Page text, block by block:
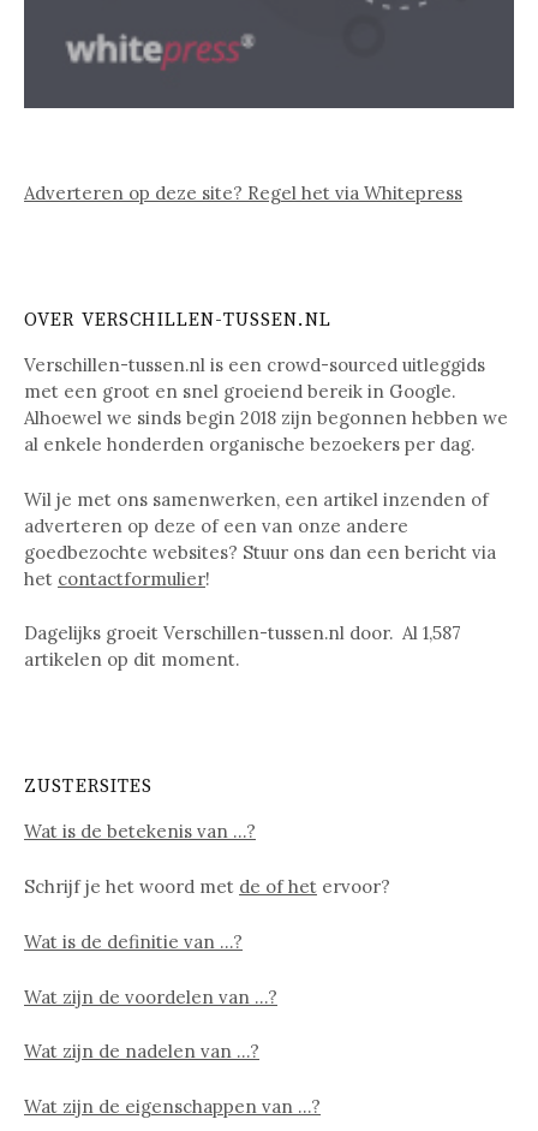
Adverteren op deze site? Regel het via Whitepress
OVER VERSCHILLEN-TUSSEN.NL
Verschillen-tussen.nl is een crowd-sourced uitleggids
met een groot en snel groeiend bereik in Google.
Alhoewel we sinds begin 2018 zijn begonnen hebben we
al enkele honderden organische bezoekers per dag.
Wil je met ons samenwerken, een artikel inzenden of
adverteren op deze of een van onze andere
goedbezochte websites? Stuur ons dan een bericht via
het contactformulier!
Dagelijks groeit Verschillen-tussen.nl door. Al 1,587
artikelen op dit moment.
ZUSTERSITES
Wat is de betekenis van …?
Schrijf je het woord met de of het ervoor?
Wat is de definitie van …?
Wat zijn de voordelen van …?
Wat zijn de nadelen van …?
Wat zijn de eigenschappen van …?